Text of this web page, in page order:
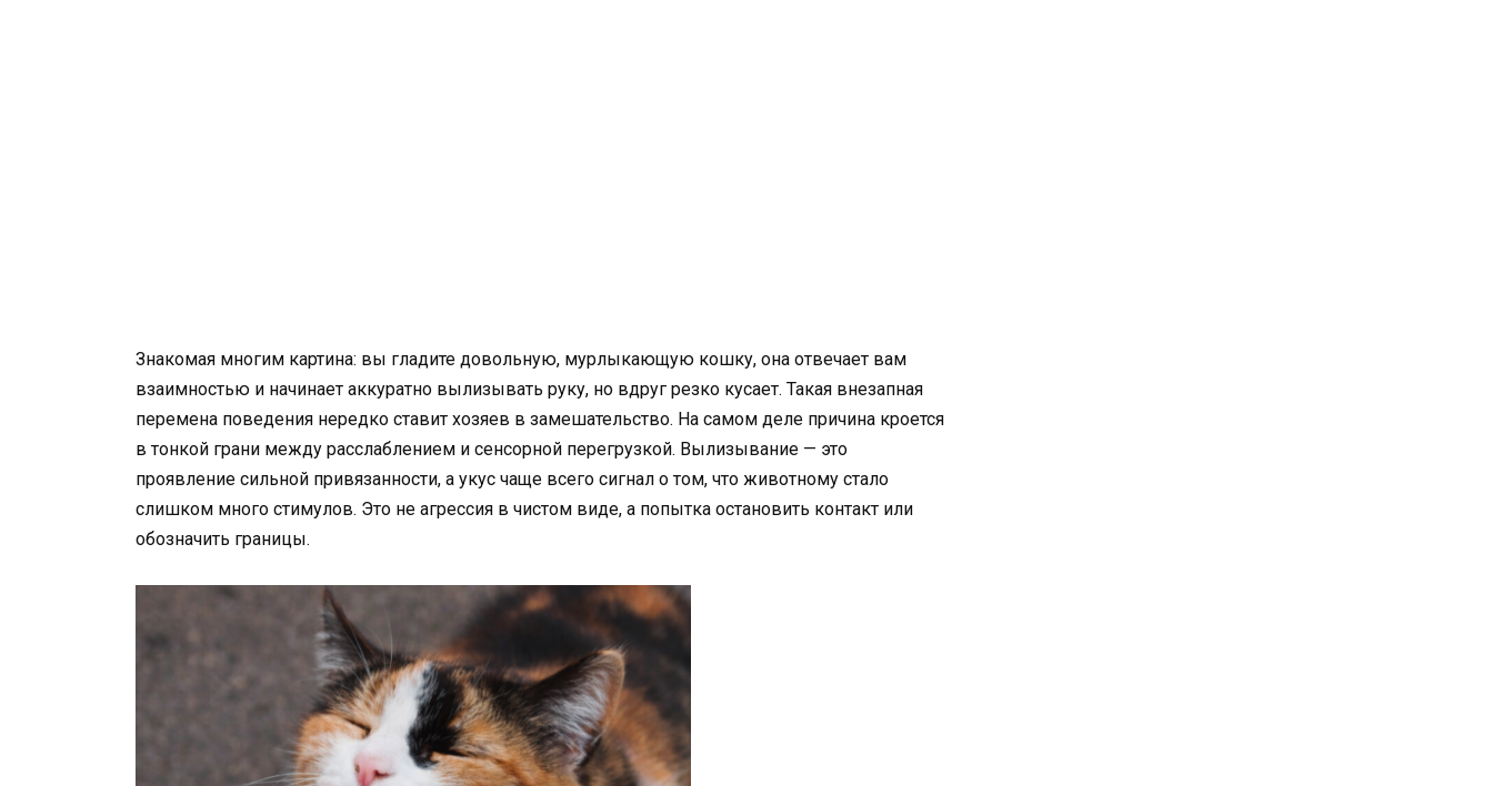
Знакомая многим картина: вы гладите довольную, мурлыкающую кошку, она отвечает вам
взаимностью и начинает аккуратно вылизывать руку, но вдруг резко кусает. Такая внезапная
перемена поведения нередко ставит хозяев в замешательство. На самом деле причина кроется
в тонкой грани между расслаблением и сенсорной перегрузкой. Вылизывание — это
проявление сильной привязанности, а укус чаще всего сигнал о том, что животному стало
слишком много стимулов. Это не агрессия в чистом виде, а попытка остановить контакт или
обозначить границы.